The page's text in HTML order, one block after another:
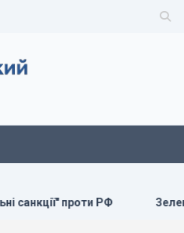
Зеленський прибув до